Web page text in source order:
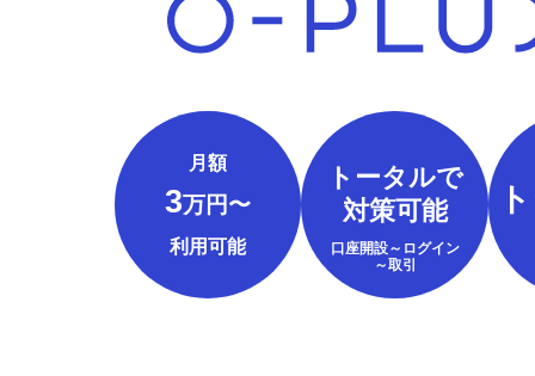
月額
3万円〜
利用可能
トータルで
対策可能
口座開設～ログイン
～取引